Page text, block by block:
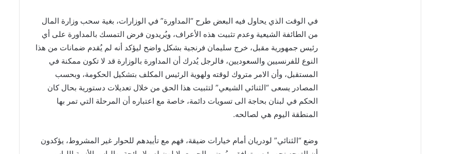
في الوقت الذي يحاول فيه البعض طرح “المداورة” في الوزارات، بغية سحب وزارة المال
من الطائفة الشيعية وعدم تثبيت هذه الأعراف، ويُريدون فرض التمسك بالمداورة على أي
رئيس جمهورية مقبل، خرج سليمان فرنجية بشكل واضح ليؤكد أنه لم يُقدم ضمانات من هذا
النوع للفرنسيين والسعوديين، فالرجل يُدرك أن المداورة بالوزارة قد لا تكون ممكنة في
المستقبل، وأن الامر متروك لوقته ولهوية الرئيس المكلف بتشكيل الحكومة، وبحسب
المصادر يسعى “الثنائي الشيعي” لتثبيت هذا الحق من خلال تعديلات دستورية بحال كان
الحكم في لبنان بحاجة الى تسويات دائمة، خاصة مع اعتباره أن المرحلة التي تمر بها
المنطقة اليوم هي لصالحه.
وضع “الثنائي” لودريان أمام خيارات ضيقة، فهم مع تأييدهم للحوار غير المشروط، يؤكدون